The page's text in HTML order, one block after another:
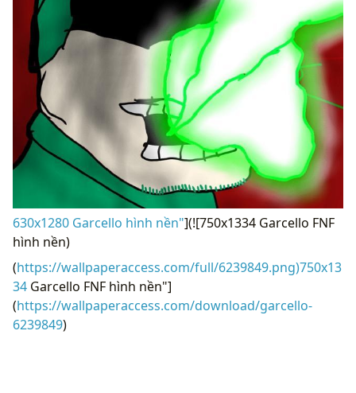
630x1280 Garcello hình nền"](![750x1334 Garcello FNF
hình nền)
(https://wallpaperaccess.com/full/6239849.png)750x13
34 Garcello FNF hình nền"]
(https://wallpaperaccess.com/download/garcello-
6239849)